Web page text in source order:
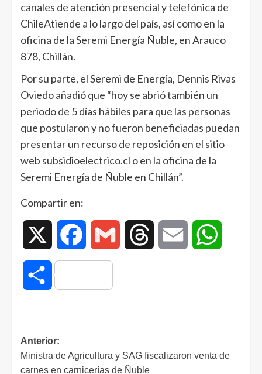
canales de atención presencial y telefónica de
ChileAtiende a lo largo del país, así como en la
oficina de la Seremi Energía Ñuble, en Arauco
878, Chillán.
Por su parte, el Seremi de Energía, Dennis Rivas
Oviedo añadió que “hoy se abrió también un
periodo de 5 días hábiles para que las personas
que postularon y no fueron beneficiadas puedan
presentar un recurso de reposición en el sitio
web subsidioelectrico.cl o en la oficina de la
Seremi Energía de Ñuble en Chillán”.
Compartir en:
Facebook Gmail Threads Email
Compartir
Anterior:
Ministra de Agricultura y SAG fiscalizaron venta de
carnes en carnicerías de Ñuble